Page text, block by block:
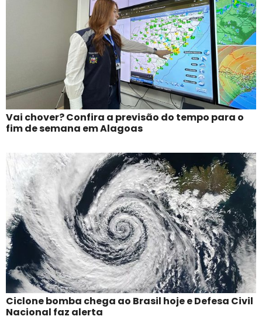
Vai chover? Confira a previsão do tempo para o
fim de semana em Alagoas
Ciclone bomba chega ao Brasil hoje e Defesa Civil
Nacional faz alerta